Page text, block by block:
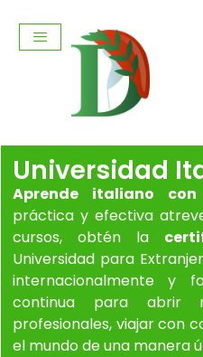
Universidad
Aprende italiano
práctica y efectiva
cursos, obtén la
Universidad para
internacionalmente y
continua para abrir
profesionales, viajar con
el mundo de una manera
$